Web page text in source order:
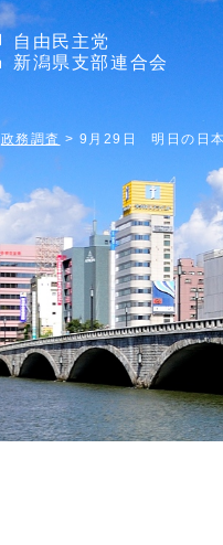
自由民主党
新潟県支部連合会
政務調査 > 9月29日 明日の日本